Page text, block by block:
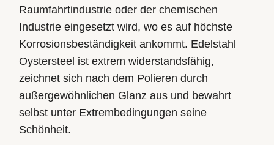
Raumfahrt­industrie oder der chemischen
Industrie eingesetzt wird, wo es auf höchste
Korrosions­beständigkeit ankommt. Edelstahl
Oystersteel ist extrem widerstandsfähig,
zeichnet sich nach dem Polieren durch
außergewöhnlichen Glanz aus und bewahrt
selbst unter Extrem­bedingungen seine
Schönheit.